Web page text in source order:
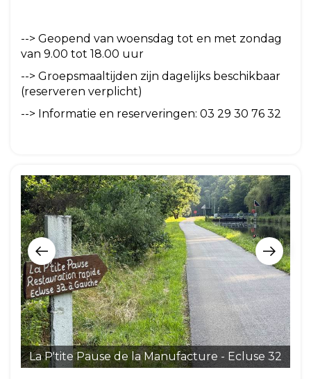
--> Geopend van woensdag tot en met zondag
van 9.00 tot 18.00 uur
--> Groepsmaaltijden zijn dagelijks beschikbaar
(reserveren verplicht)
--> Informatie en reserveringen: 03 29 30 76 32
La P'tite Pause de la Manufacture - Ecluse 32